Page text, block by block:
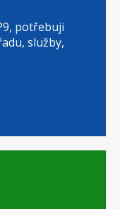
potřebuji
služby,